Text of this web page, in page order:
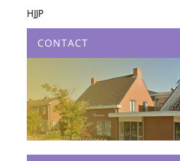
HJJP
CONTACT